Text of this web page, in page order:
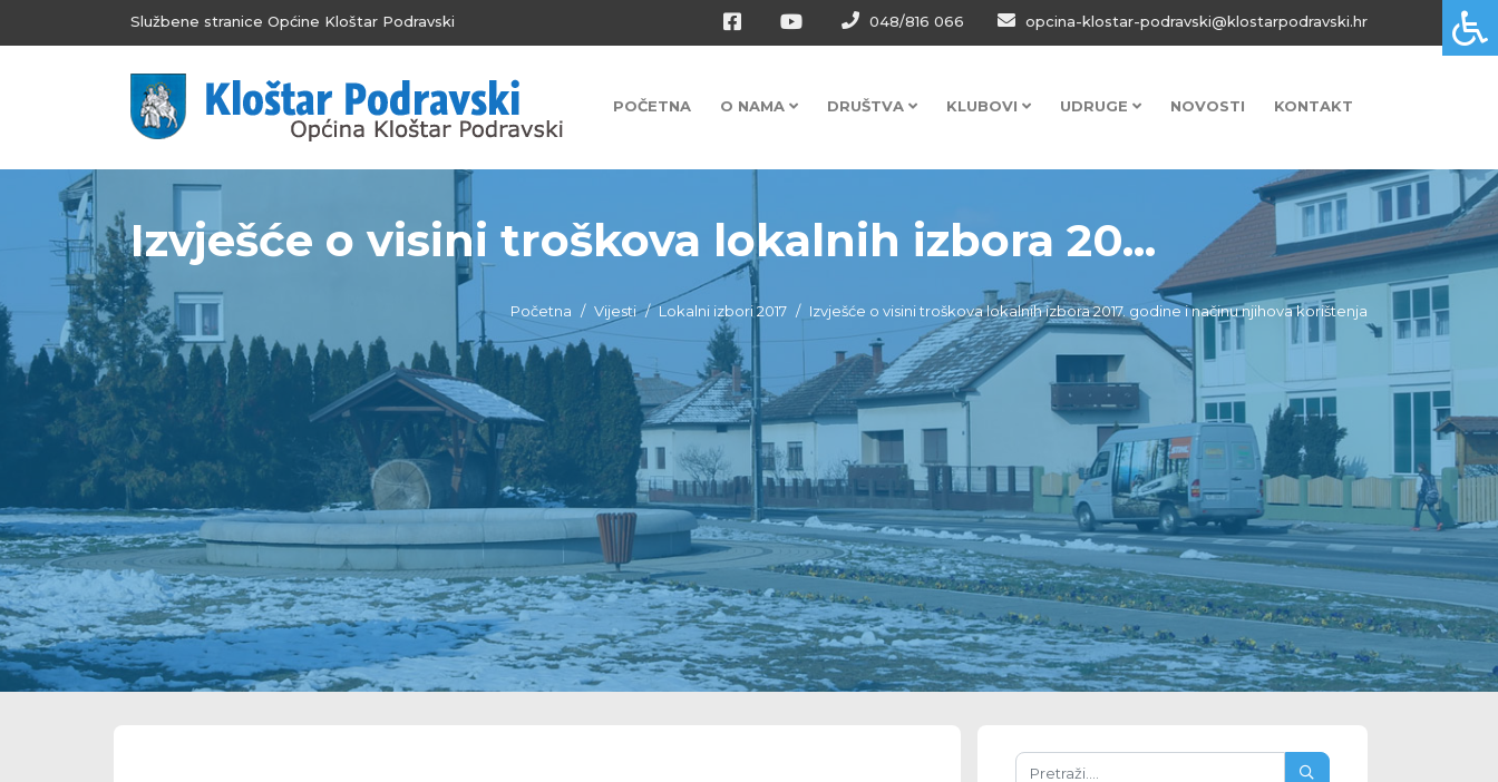
Službene stranice Općine Kloštar Podravski 048/816 066 opcina-klostar-podravski@klostarpodravski.hr
POČETNA O NAMA DRUŠTVA KLUBOVI UDRUGE NOVOSTI KONTAKT
Izvješće o visini troškova lokalnih izbora 20...
Početna Vijesti Lokalni izbori 2017 Izvješće o visini troškova lokalnih izbora 2017. godine i načinu njihova korištenja